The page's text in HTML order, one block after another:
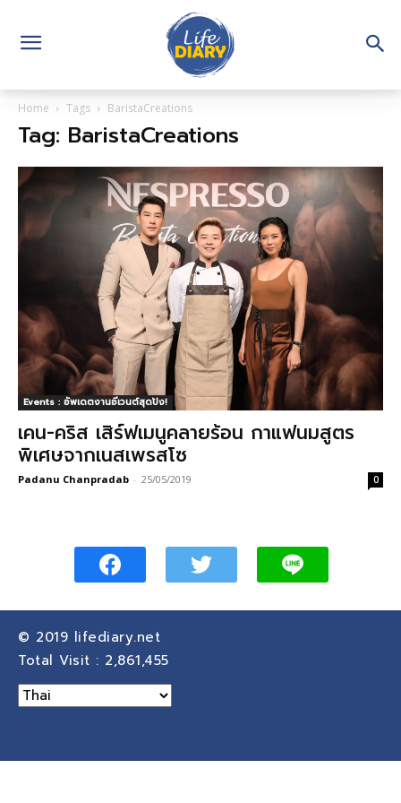
Home Tags BaristaCreations
Tag: BaristaCreations
Events : อัพเดตงานอีเวนต์สุดปัง!
เคน-คริส เสิร์ฟเมนูคลายร้อน กาแฟนมสูตร
พิเศษจากเนสเพรสโซ
Padanu Chanpradab - 25/05/2019 0
© 2019 lifediary.net
Total Visit : 2,861,455